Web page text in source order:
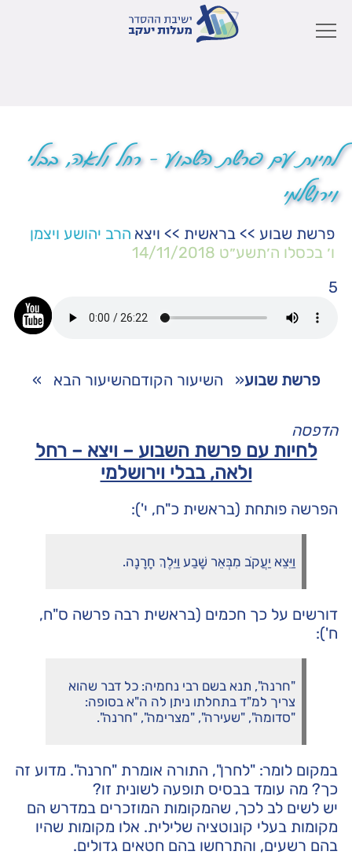
לחיות עם פרשת השבוע – רחל ולאה, בבלי
וירושלמי
פרשת שבוע >> בראשית >> ויצא הרב יהושע ויצמן
ו׳ בכסלו ה׳תשע״ט 14/11/2018
5
פרשת שבוע« השיעור הקודםהשיעור הבא »
הדפסה
לחיות עם פרשת השבוע – ויצא – רחל
ולאה, בבלי וירושלמי
הפרשה פותחת (בראשית כ"ח, י'):
וַיֵּצֵא יַעֲקֹב מִבְּאֵר שָׁבַע וַיֵּלֶךְ חָרָנָה.
דורשים על כך חכמים (בראשית רבה פרשה ס"ח,
ח'):
"חרנה", תנא בשם רבי נחמיה: כל דבר שהוא
צריך למ"ד בתחלתו ניתן לה ה"א בסופה:
"סדומה", "שעירה", "מצרימה", "חרנה".
במקום לומר: "לחרן", התורה אומרת "חרנה". מדוע זה
כך? מה עומד בבסיס תופעה לשונית זו?
יש לשים לב לכך, שהמקומות המוזכרים במדרש הם
מקומות בעלי קונוטציה שלילית. אלו מקומות שהיו
בהם רשעים, והתרחשו בהם חטאים גדולים.